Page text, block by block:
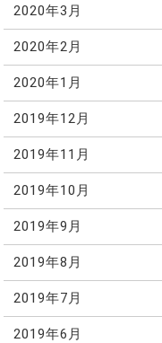
2020年3月
2020年2月
2020年1月
2019年12月
2019年11月
2019年10月
2019年9月
2019年8月
2019年7月
2019年6月